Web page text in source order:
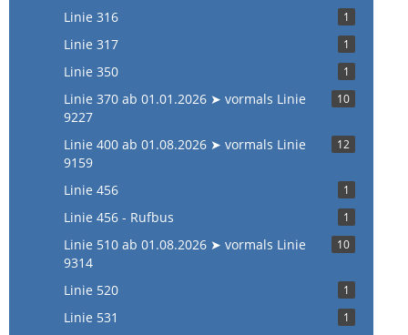
Linie 316 1
Linie 317 1
Linie 350 1
Linie 370 ab 01.01.2026 ➤ vormals Linie
9227
10
Linie 400 ab 01.08.2026 ➤ vormals Linie
9159
12
Linie 456 1
Linie 456 - Rufbus 1
Linie 510 ab 01.08.2026 ➤ vormals Linie
9314
10
Linie 520 1
Linie 531 1